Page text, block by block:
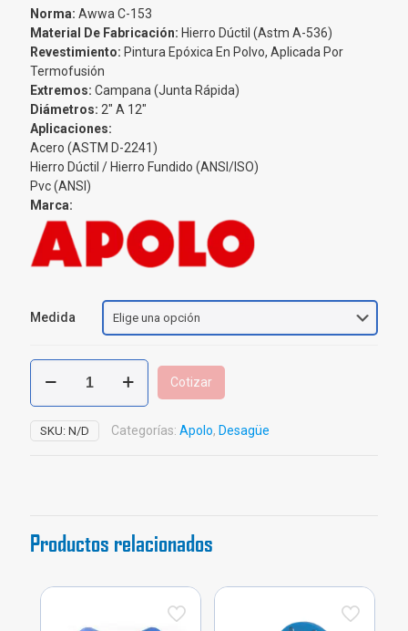
Norma: Awwa C-153
Material De Fabricación: Hierro Dúctil (Astm A-536)
Revestimiento: Pintura Epóxica En Polvo, Aplicada Por
Termofusión
Extremos: Campana (Junta Rápida)
Diámetros: 2″ A 12″
Aplicaciones:
Acero (ASTM D-2241)
Hierro Dúctil / Hierro Fundido (ANSI/ISO)
Pvc (ANSI)
Marca:
Medida
Reducción
Junta
Rápida
Apolo
cantidad
Cotizar
SKU: N/D Categorías: Apolo, Desagüe
Productos relacionados